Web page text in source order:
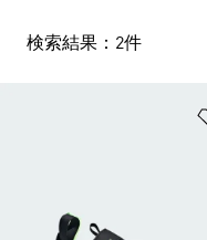
検索結果：2件